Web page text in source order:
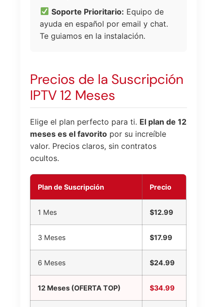
Soporte Prioritario: Equipo de
ayuda en español por email y chat.
Te guiamos en la instalación.
Precios de la Suscripción
IPTV 12 Meses
Elige el plan perfecto para ti. El plan de 12
meses es el favorito por su increíble
valor. Precios claros, sin contratos
ocultos.
Plan de Suscripción Precio
1 Mes $12.99
3 Meses $17.99
6 Meses $24.99
12 Meses (OFERTA TOP) $34.99